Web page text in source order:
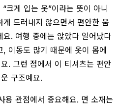
크게 입는 옷”이라는 뜻이 아니
드러내지 않으면서 편안한 움
요. 여행 중에는 앉았다 일어났다
이동도 많기 때문에 옷이 몸에
. 그런 점에서 이 티셔츠는 편안
구조예요.
용 관점에서 중요해요. 면 소재는